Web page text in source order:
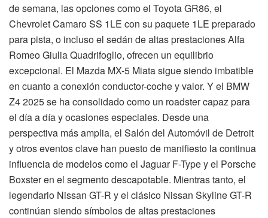
de semana, las opciones como el Toyota GR86, el
Chevrolet Camaro SS 1LE con su paquete 1LE preparado
para pista, o incluso el sedán de altas prestaciones Alfa
Romeo Giulia Quadrifoglio, ofrecen un equilibrio
excepcional. El Mazda MX-5 Miata sigue siendo imbatible
en cuanto a conexión conductor-coche y valor. Y el BMW
Z4 2025 se ha consolidado como un roadster capaz para
el día a día y ocasiones especiales. Desde una
perspectiva más amplia, el Salón del Automóvil de Detroit
y otros eventos clave han puesto de manifiesto la continua
influencia de modelos como el Jaguar F-Type y el Porsche
Boxster en el segmento descapotable. Mientras tanto, el
legendario Nissan GT-R y el clásico Nissan Skyline GT-R
continúan siendo símbolos de altas prestaciones